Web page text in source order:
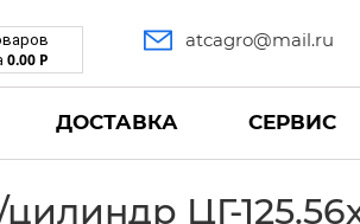
0.00 Р
atcagro@mail.ru
ДОСТАВКА СЕРВИС
цилиндр ЦГ-